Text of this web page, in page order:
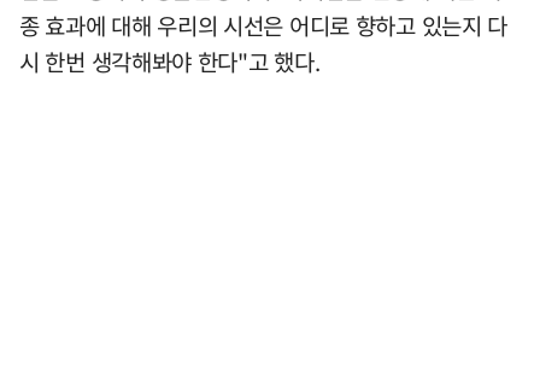
종 효과에 대해 우리의 시선은 어디로 향하고 있는지 다
시 한번 생각해봐야 한다"고 했다.